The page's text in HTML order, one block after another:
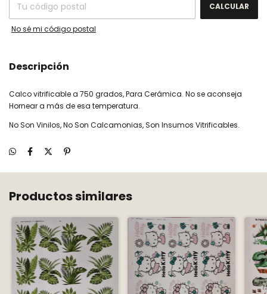
CALCULAR
No sé mi código postal
Descripción
Calco vitrificable a 750 grados, Para Cerámica. No se aconseja
Hornear a más de esa temperatura.
No Son Vinilos, No Son Calcamonias, Son Insumos Vitrificables.
Productos similares